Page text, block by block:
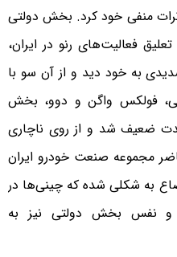
اثرات منفی خود کرد. بخش دولتی
فعالیت‌های رنو در ایران،
به خود دید و از آن سو با
فولکس واگن و دوو، بخش
ضعیف شد و از روی ناچاری
مجموعه صنعت خودرو ایران
به شکلی شده که چینی‌ها در
نفس بخش دولتی نیز به